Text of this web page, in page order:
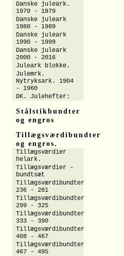
Danske juleark.
1970 - 1979
Danske juleark
1980 - 1989
Danske juleark
1990 - 1999
Danske juleark
2000 - 2016
Juleark blokke.
Julemrk.
Nytryksark. 1904
- 1960
DK. Julehefter:
Stålstikbundter
og engros
Tillægsværdibundter
og engros.
Tillægsværdier
helark.
Tillægsværdier -
bundtsæt
Tillægsværdibundter
236 - 281
Tillægsværdibundter
299 - 325
Tillægsværdibundter
333 - 390
Tillægsværdibundter
408 - 467
Tillægsværdibundter
467 - 495